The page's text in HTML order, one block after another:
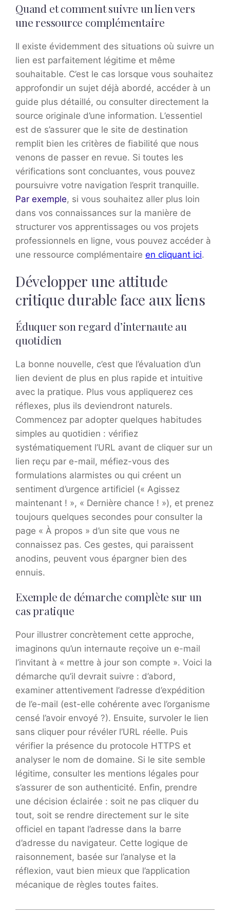
Quand et comment suivre un lien vers
une ressource complémentaire
Il existe évidemment des situations où suivre un
lien est parfaitement légitime et même
souhaitable. C’est le cas lorsque vous souhaitez
approfondir un sujet déjà abordé, accéder à un
guide plus détaillé, ou consulter directement la
source originale d’une information. L’essentiel
est de s’assurer que le site de destination
remplit bien les critères de fiabilité que nous
venons de passer en revue. Si toutes les
vérifications sont concluantes, vous pouvez
poursuivre votre navigation l’esprit tranquille.
Par exemple, si vous souhaitez aller plus loin
dans vos connaissances sur la manière de
structurer vos apprentissages ou vos projets
professionnels en ligne, vous pouvez accéder à
une ressource complémentaire en cliquant ici.
Développer une attitude
critique durable face aux liens
Éduquer son regard d’internaute au
quotidien
La bonne nouvelle, c’est que l’évaluation d’un
lien devient de plus en plus rapide et intuitive
avec la pratique. Plus vous appliquerez ces
réflexes, plus ils deviendront naturels.
Commencez par adopter quelques habitudes
simples au quotidien : vérifiez
systématiquement l’URL avant de cliquer sur un
lien reçu par e-mail, méfiez-vous des
formulations alarmistes ou qui créent un
sentiment d’urgence artificiel (« Agissez
maintenant ! », « Dernière chance ! »), et prenez
toujours quelques secondes pour consulter la
page « À propos » d’un site que vous ne
connaissez pas. Ces gestes, qui paraissent
anodins, peuvent vous épargner bien des
ennuis.
Exemple de démarche complète sur un
cas pratique
Pour illustrer concrètement cette approche,
imaginons qu’un internaute reçoive un e-mail
l’invitant à « mettre à jour son compte ». Voici la
démarche qu’il devrait suivre : d’abord,
examiner attentivement l’adresse d’expédition
de l’e-mail (est-elle cohérente avec l’organisme
censé l’avoir envoyé ?). Ensuite, survoler le lien
sans cliquer pour révéler l’URL réelle. Puis
vérifier la présence du protocole HTTPS et
analyser le nom de domaine. Si le site semble
légitime, consulter les mentions légales pour
s’assurer de son authenticité. Enfin, prendre
une décision éclairée : soit ne pas cliquer du
tout, soit se rendre directement sur le site
officiel en tapant l’adresse dans la barre
d’adresse du navigateur. Cette logique de
raisonnement, basée sur l’analyse et la
réflexion, vaut bien mieux que l’application
mécanique de règles toutes faites.